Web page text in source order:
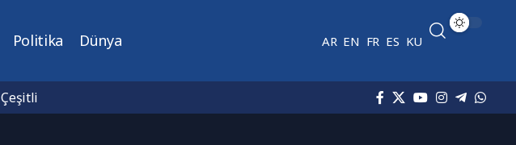
Politika Dünya AR EN FR ES KU
Çeşitli